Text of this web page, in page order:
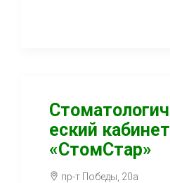
Стоматологич
еский кабинет
«СтомСтар»
пр-т Победы, 20а